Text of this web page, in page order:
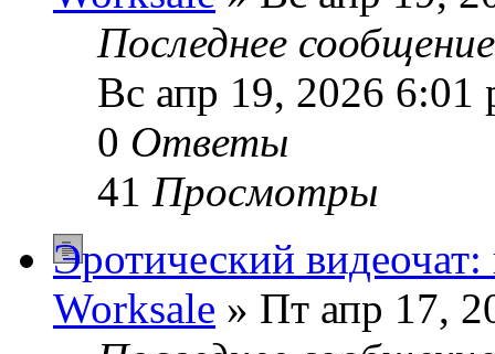
Последнее
Вс апр 19, 2026 6:01
0 Ответы
41 Просмотры
Эротический видеочат:
Worksale » Пт апр 17,